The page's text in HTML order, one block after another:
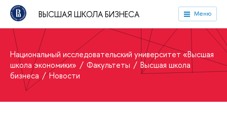
ВЫСШАЯ ШКОЛА БИЗНЕСА Меню
Национальный исследовательский университет «Высшая
школа экономики»
Факультеты
Высшая школа
бизнеса
Новости